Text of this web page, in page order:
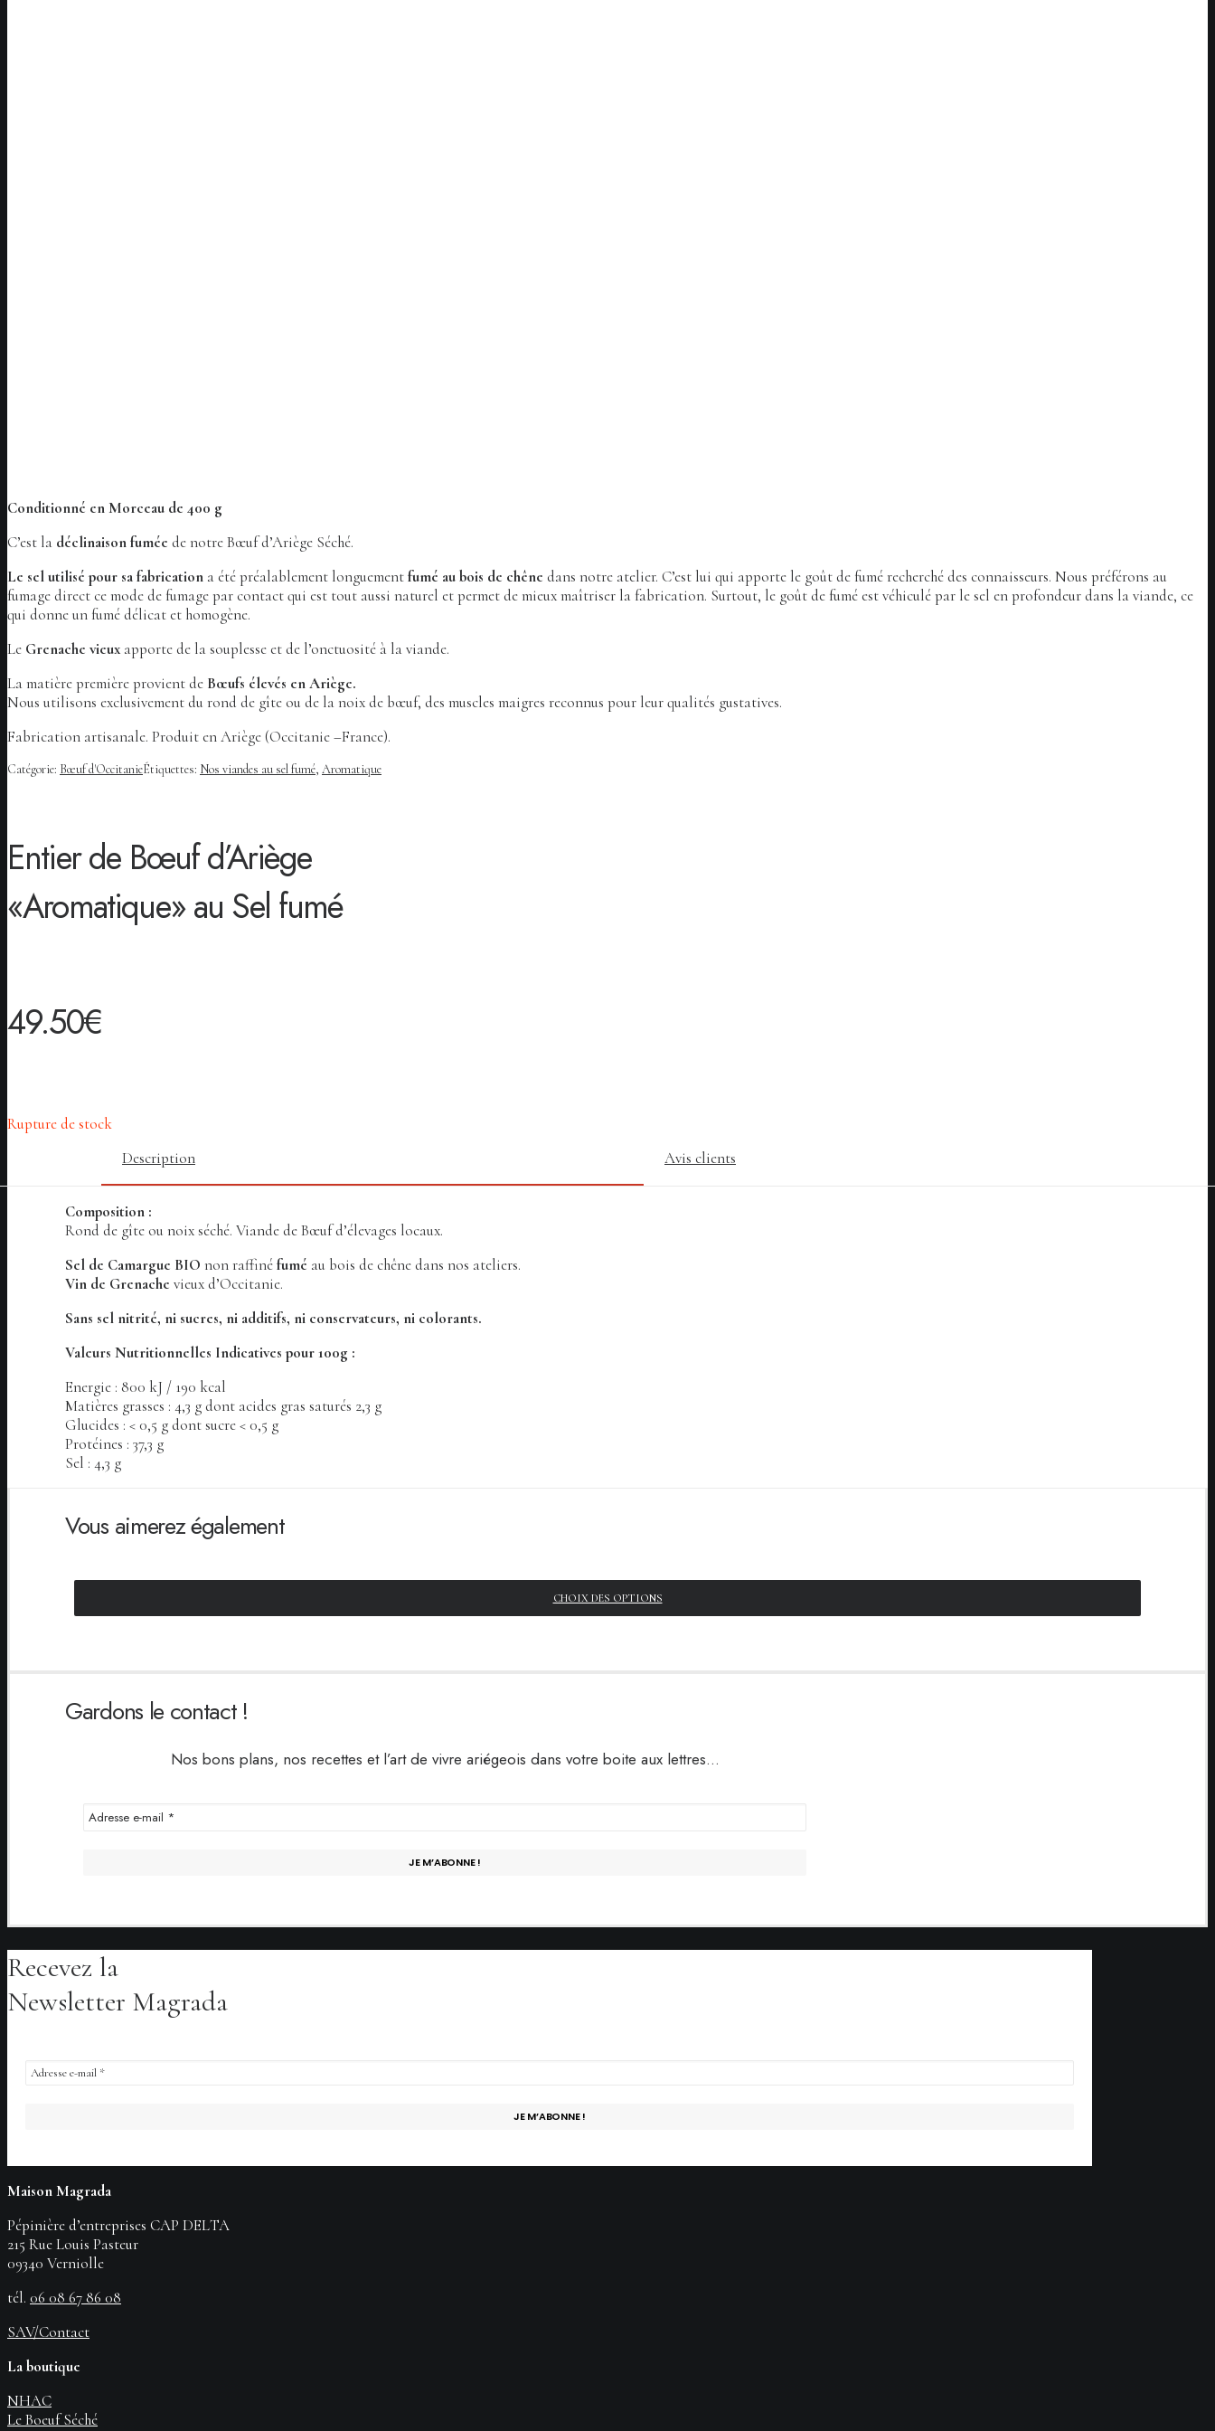
Conditionné en Morceau de 400 g
C’est la déclinaison fumée de notre Bœuf d’Ariège Séché.
Le sel utilisé pour sa fabrication a été préalablement longuementfumé au bois de chêne dans notre atelier. C’est lui qui apporte le goût de fumé recherché des connaisseurs. Nous préférons au
fumage direct ce mode de fumage par contact qui est tout aussi naturel et permet de mieux maîtriser la fabrication. Surtout, le goût de fumé est véhiculé par le sel en profondeur dans la viande, ce
qui donne un fumé délicat et homogène.
Le Grenache vieux apporte de la souplesse et de l’onctuosité à la viande.
La matière première provient de Bœufs élevés en Ariège.
Nous utilisons exclusivement du rond de gîte ou de la noix de bœuf, des muscles maigres reconnus pour leur qualités gustatives.
Fabrication artisanale. Produit en Ariège (Occitanie –France).
Catégorie: Bœuf d'OccitanieÉtiquettes: Nos viandes au sel fumé, Aromatique
Entier de Bœuf d’Ariège
«Aromatique» au Sel fumé
49.50€
Rupture de stock
Description
Avis clients
Composition :
Rond de gîte ou noix séché. Viande de Bœuf d’élevages locaux.
Sel de Camargue BIO non raffinéfumé au bois de chêne dans nos ateliers.
Vin de Grenache vieux d’Occitanie.
Sans sel nitrité, ni sucres, ni additifs, ni conservateurs, ni colorants.
Valeurs Nutritionnelles Indicatives pour 100g :
Energie : 800 kJ / 190 kcal
Matières grasses : 4,3 g dont acides gras saturés 2,3 g
Glucides : < 0,5 g dont sucre < 0,5 g
Protéines : 37,3 g
Sel : 4,3 g
Vous aimerez également
CHOIX DES OPTIONS
Gardons le contact !
Nos bons plans, nos recettes et l’art de vivre ariégeois dans votre boite aux lettres…
Recevez la
Newsletter Magrada
Maison Magrada
Pépinière d’entreprises CAP DELTA
215 Rue Louis Pasteur
09340 Verniolle
tél. 06 08 67 86 08
SAV/Contact
La boutique
NHAC
Le Boeuf Séché